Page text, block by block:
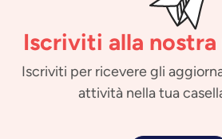
Iscriviti alla
Iscriviti per ricevere gli
attività nella tua